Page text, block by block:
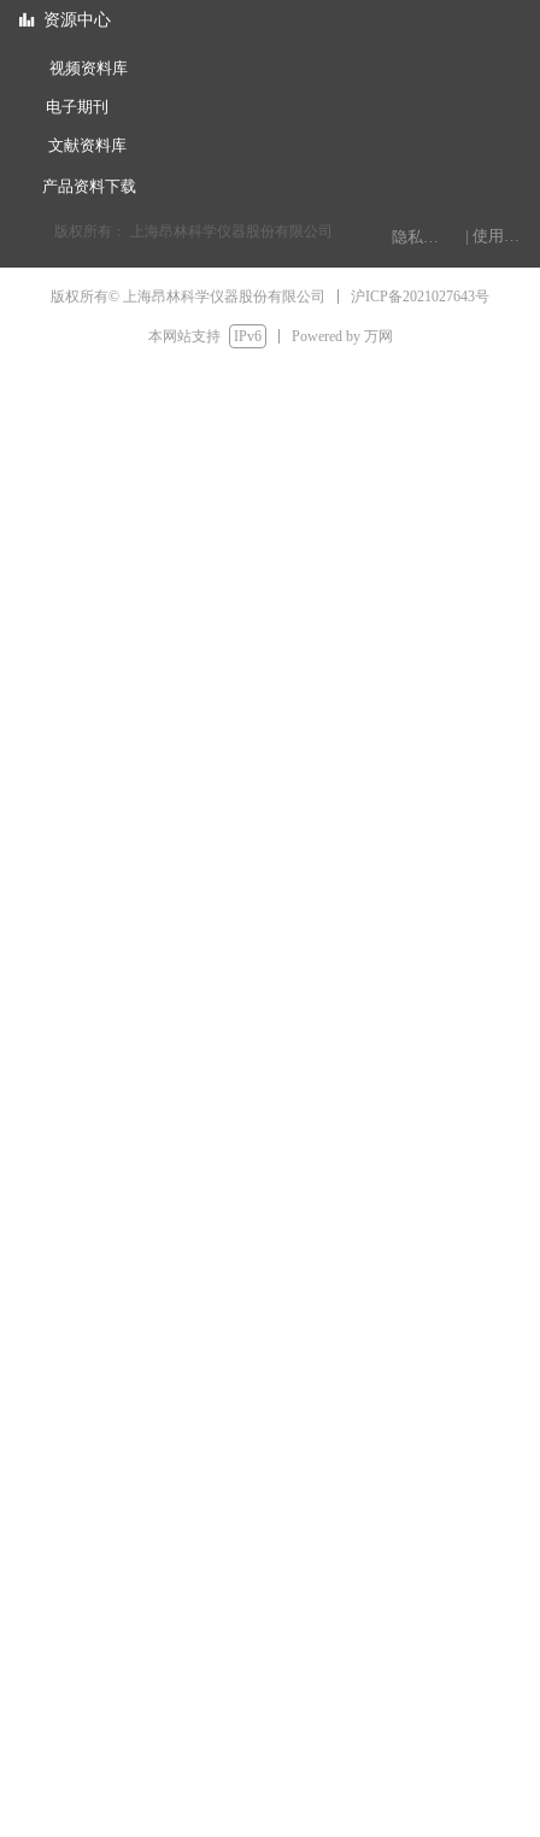
English
版权所有： 上海昂林科学仪器股份有限公司
뀲 资源中心
视频资料库
产品资料下载
文献资料库
电子期刊
隐私权声明 | 使用条款
版权所有© 上海昂林科学仪器股份有限公司 沪ICP备2021027643号
本网站支持 IPv6 Powered by 万网